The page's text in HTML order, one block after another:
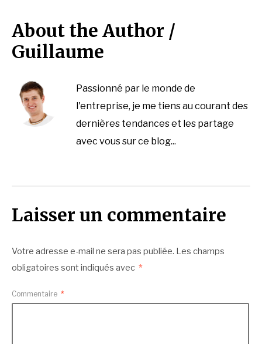
About the Author /
Guillaume
Passionné par le monde de
l'entreprise, je me tiens au courant des
dernières tendances et les partage
avec vous sur ce blog...
Laisser un commentaire
Votre adresse e-mail ne sera pas publiée. Les champs
obligatoires sont indiqués avec *
Commentaire *